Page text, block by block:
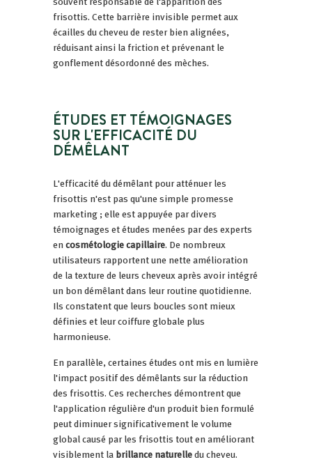
frisottis. Cette barrière invisible permet aux
écailles du cheveu de rester bien alignées,
réduisant ainsi la friction et prévenant le
gonflement désordonné des mèches.
ÉTUDES ET TÉMOIGNAGES
SUR L'EFFICACITÉ DU
DÉMÊLANT
L'efficacité du démêlant pour atténuer les
frisottis n'est pas qu'une simple promesse
marketing ; elle est appuyée par divers
témoignages et études menées par des experts
encosmétologie capillaire. De nombreux
utilisateurs rapportent une nette amélioration
de la texture de leurs cheveux après avoir intégré
un bon démêlant dans leur routine quotidienne.
Ils constatent que leurs boucles sont mieux
définies et leur coiffure globale plus
harmonieuse.
En parallèle, certaines études ont mis en lumière
l'impact positif des démêlants sur la réduction
des frisottis. Ces recherches démontrent que
l'application régulière d'un produit bien formulé
peut diminuer significativement le volume
global causé par les frisottis tout en améliorant
visiblement labrillance naturelledu cheveu.